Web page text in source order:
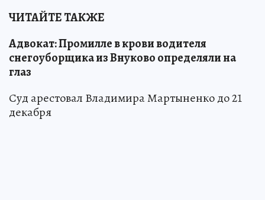
ЧИТАЙТЕ ТАКЖЕ
Адвокат: Промилле в крови водителя
снегоуборщика из Внуково определяли на
глаз
Суд арестовал Владимира Мартыненко до 21
декабря